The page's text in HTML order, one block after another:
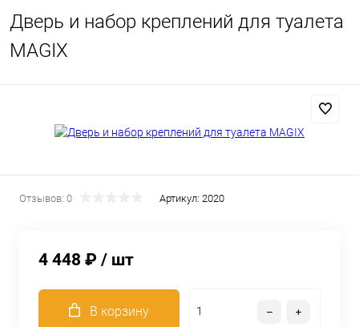
Дверь и набор креплений для туалета
MAGIX
Отзывов: 0 Артикул: 2020
4 448 ₽ / шт
В корзину